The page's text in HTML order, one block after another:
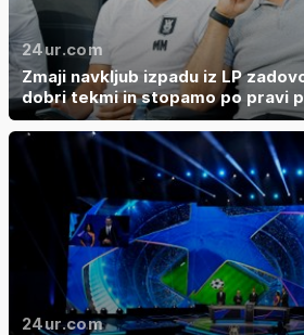
24ur.com
Zmaji navkljub izpadu iz LP
dobri tekmi in stopamo po pravi
24ur.com